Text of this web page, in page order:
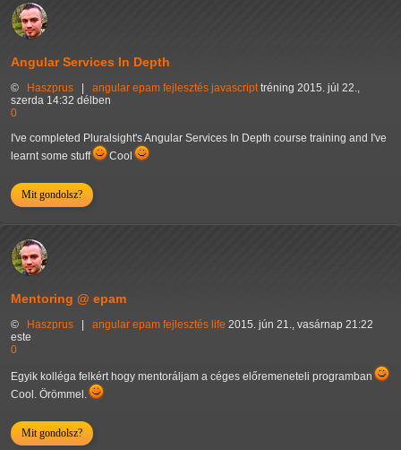
Angular Services In Depth
© Haszprus angular epam fejlesztés javascript tréning 2015. júl 22.,
szerda 14:32 délben
0
I've completed Pluralsight's Angular Services In Depth course training and I've
learnt some stuff
Cool
Mit gondolsz?
Mentoring @ epam
© Haszprus angular epam fejlesztés life 2015. jún 21., vasárnap 21:22
este
0
Egyik kolléga felkért hogy mentoráljam a céges előremeneteli programban
Cool. Örömmel.
Mit gondolsz?